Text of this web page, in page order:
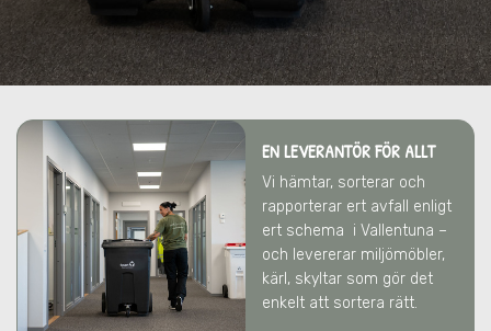
EN LEVERANTÖR FÖR ALLT
Vi hämtar, sorterar och
rapporterar ert avfall enligt
ert schema i Vallentuna –
och levererar miljömöbler,
kärl, skyltar som gör det
enkelt att sortera rätt.